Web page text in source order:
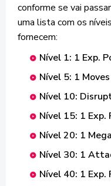
conforme se vai
uma lista com os
fornecem:
Nível 1: 1 Exp.
Nível 5: 1
Nível 10:
Nível 15: 1 Exp.
Nível 20: 1
Nível 30: 1
Nível 40: 1 Exp.